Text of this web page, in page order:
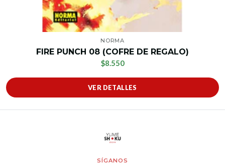
NORMA
FIRE PUNCH 08 (COFRE DE REGALO)
$8.550
VER DETALLES
SÍGANOS